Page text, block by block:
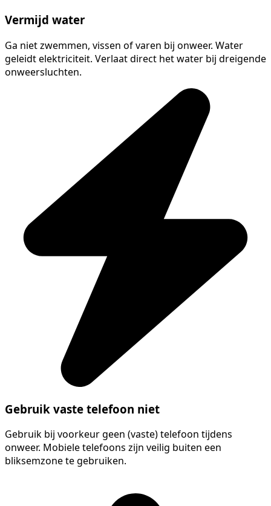
Vermijd water
Ga niet zwemmen, vissen of varen bij onweer. Water
geleidt elektriciteit. Verlaat direct het water bij dreigende
onweersluchten.
Gebruik vaste telefoon niet
Gebruik bij voorkeur geen (vaste) telefoon tijdens
onweer. Mobiele telefoons zijn veilig buiten een
bliksemzone te gebruiken.